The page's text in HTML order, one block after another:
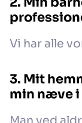
Vi har alle
3. Mit
min næve i